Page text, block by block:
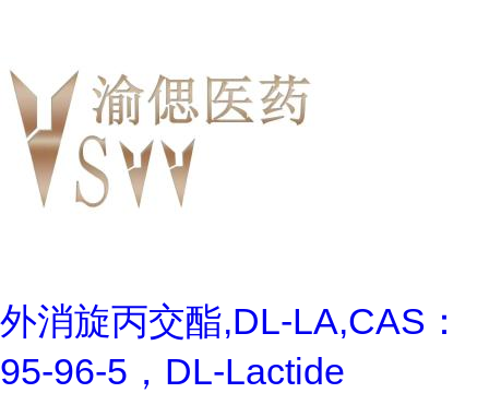
外消旋丙交酯,DL-LA,CAS：
95-96-5，DL-Lactide